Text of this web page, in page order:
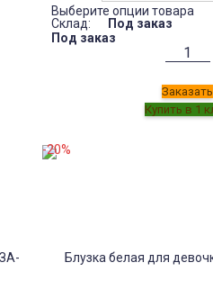
Выберите опции товара
Склад:
Под заказ
Под заказ
Заказать
-20%